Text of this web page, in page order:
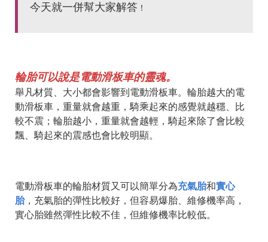
今天就一併幫大家解答 ！
輪胎可以說是電動滑板車的靈魂。
舉凡材質、大小都會影響到電動滑板車。輪胎越大的電
動滑板車，重量就會越重，騎乘起來的感覺就越穩、比
較不震；輪胎越小，重量就會越輕，騎起來除了會比較
飄、騎起來的震感也會比較明顯。
電動滑板車的輪胎材質又可以簡單分為充氣胎和實心
胎，充氣胎的彈性比較好，但容易爆胎、維修機率高，
實心胎雖然彈性比較不佳，但維修機率比較低。